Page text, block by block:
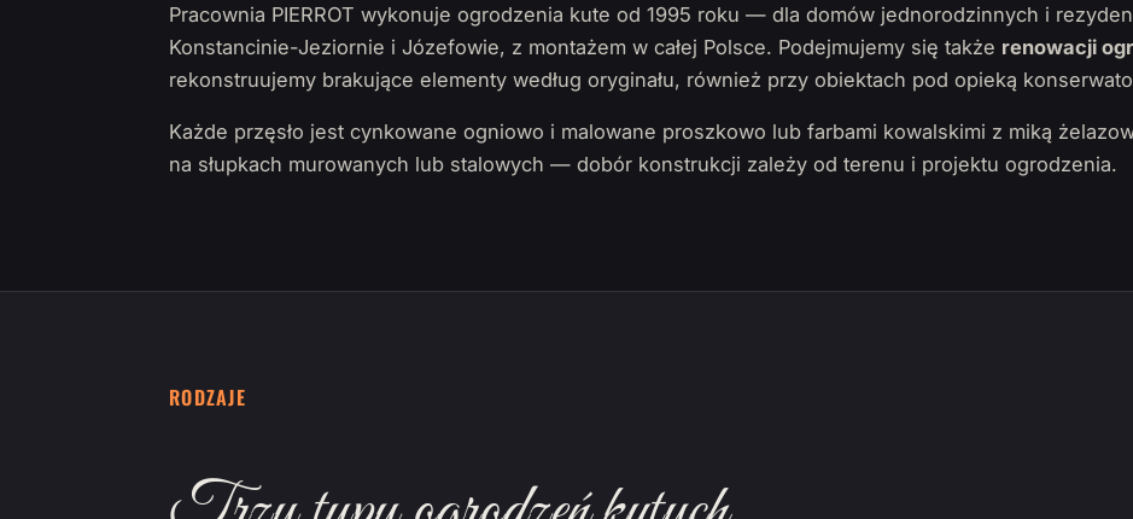
Pracownia PIERROT wykonuje ogrodzenia kute od 1995 roku — dla domów jednorodzinnych i
Konstancinie-Jeziornie i Józefowie, z montażem w całej Polsce. Podejmujemy się także renowacji
rekonstruujemy brakujące elementy według oryginału, również przy obiektach pod opieką
Każde przęsło jest cynkowane ogniowo i malowane proszkowo lub farbami kowalskimi z miką
na słupkach murowanych lub stalowych — dobór konstrukcji zależy od terenu i projektu ogrodzenia.
RODZAJE